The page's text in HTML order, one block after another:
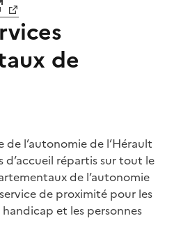
de
l’autonomie de l’Hérault
répartis sur tout le
de l’autonomie
de proximité pour les
et les personnes